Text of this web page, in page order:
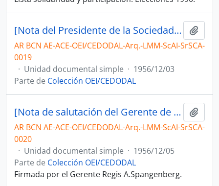
[Nota del Presidente de la Sociedad Central de Arquitectos dirigida a Luis M. Morea]
AR BCN AE-ACE-OEI/CEDODAL-Arq.-LMM-ScAI-SrSCA-
0019
· Unidad documental simple · 1956/12/03
Parte de Colección OEI/CEDODAL
[Nota de salutación del Gerente de la Sociedad Central de Arquitectos dirigida a Luis M. Morea]
AR BCN AE-ACE-OEI/CEDODAL-Arq.-LMM-ScAI-SrSCA-
0020
· Unidad documental simple · 1956/12/05
Parte de Colección OEI/CEDODAL
Firmada por el Gerente Regis A.Spangenberg.